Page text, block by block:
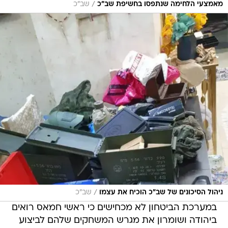
מאמצעי הלחימה שנתפסו בחשיפת שב"כ / שב"כ
ניהול הסיכונים של שב"כ הוכיח את עצמו / שב"כ
במערכת הביטחון לא מכחישים כי ראשי חמאס רואים
ביהודה ושומרון את מגרש המשחקים שלהם לביצוע